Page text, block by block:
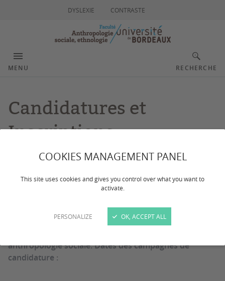
COOKIES MANAGEMENT PANEL
This site uses cookies and gives you control over what you want to
activate.
PERSONALIZE OK, ACCEPT ALL
DYSLEXIE CONTRASTE
MENU RECHERCHE
Candidatures et
Inscriptions
3. Vous devez être titulaire d'un bac+2 pour déposer
une candidature en Licence 3. Nous proposons
anthropologie sociale. Dates des campagnes de
candidature :